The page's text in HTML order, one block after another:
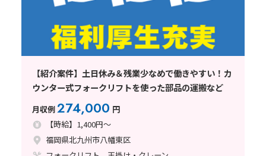
【紹介案件】土日休み＆残業少なめで働きやすい！カ
ウンター式フォークリフトを使った部品の運搬など
月収例274,000 円
【時給】1,400円～
福岡県北九州市八幡東区